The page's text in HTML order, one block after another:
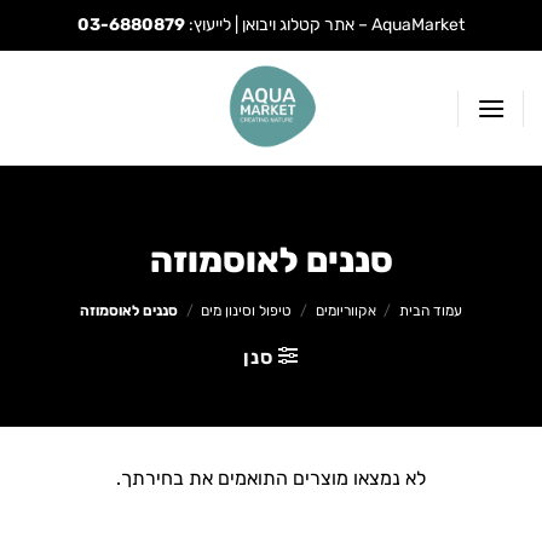
AquaMarket – אתר קטלוג ויבואן | לייעוץ: 03-6880879
content
סננים לאוסמוזה
עמוד הבית / אקווריומים / טיפול וסינון מים / סננים לאוסמוזה
סנן
לא נמצאו מוצרים התואמים את בחירתך.